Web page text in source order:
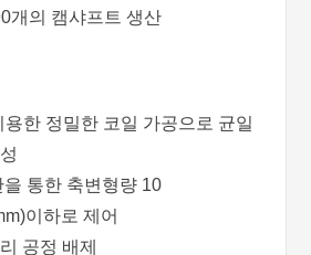
개의 캠샤프트 생산
한 정밀한 코일 가공으로 균일
통한 축변형량 10
이하로 제어
공정 배제